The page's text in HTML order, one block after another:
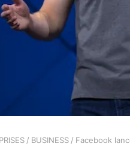
/ BUSINESS / Facebook